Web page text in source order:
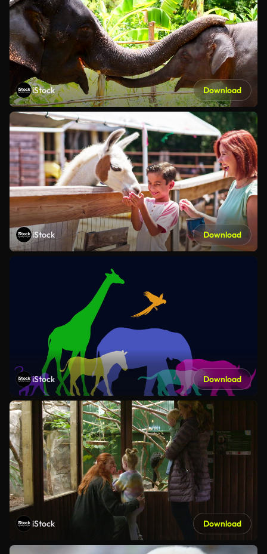
iStock Download
iStock Download
iStock Download
iStock Download